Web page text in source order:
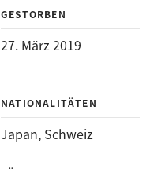
GESTORBEN
27. März 2019
NATIONALITÄTEN
Japan, Schweiz